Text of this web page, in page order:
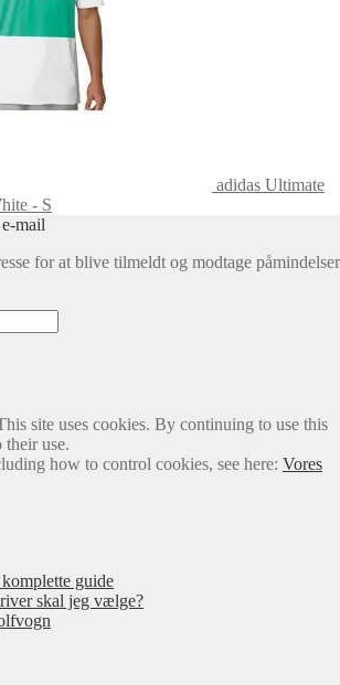
adidas Ultimate
- S
mail
for at blive tilmeldt og modtage påmindelser
site uses cookies. By continuing to use this
their use.
how to control cookies, see here: Vores
guide
skal jeg vælge?